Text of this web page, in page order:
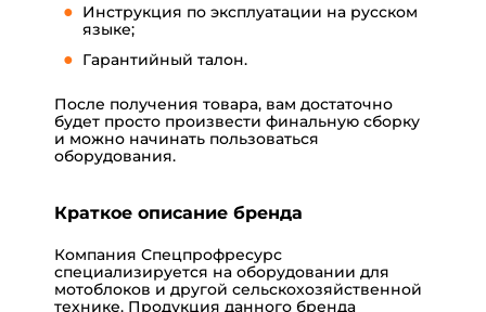
Инструкция по эксплуатации на русском
языке;
Гарантийный талон.
После получения товара, вам достаточно
будет просто произвести финальную сборку
и можно начинать пользоваться
оборудования.
Краткое описание бренда
Компания Спецпрофресурс
специализируется на оборудовании для
мотоблоков и другой сельскохозяйственной
технике. Продукция данного бренда